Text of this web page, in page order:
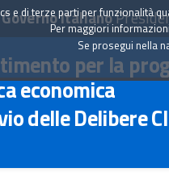
Governo Italiano
per la
economica
delle Delibere
e di terze parti per funzionalità
Per maggiori
Se prosegui nella